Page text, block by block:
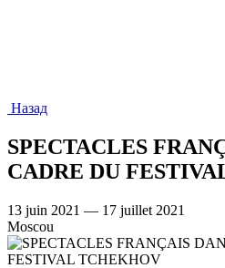
Назад
SPECTACLES
CADRE DU
13 juin 2021 — 17 juillet 2021
Moscou